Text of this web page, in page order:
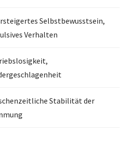
Selbstbewusstsein,
Verhalten
Stabilität der